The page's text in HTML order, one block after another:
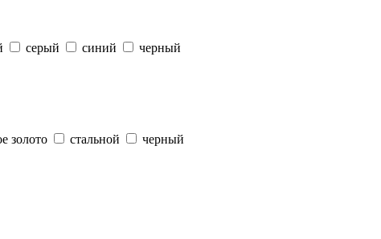
серый синий
черный
золото стальной
черный